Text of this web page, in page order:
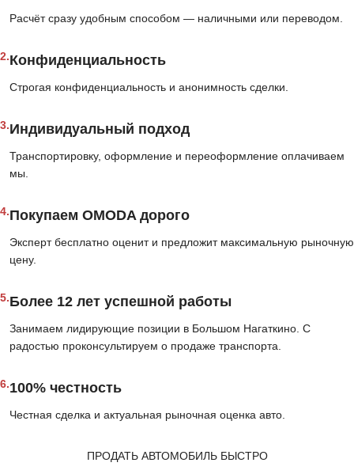
Расчёт сразу удобным способом — наличными или переводом.
2.Конфиденциальность
Строгая конфиденциальность и анонимность сделки.
3.Индивидуальный подход
Транспортировку, оформление и переоформление оплачиваем
мы.
4.Покупаем OMODA дорого
Эксперт бесплатно оценит и предложит максимальную рыночную
цену.
5.Более 12 лет успешной работы
Занимаем лидирующие позиции в Большом Нагаткино. С
радостью проконсультируем о продаже транспорта.
6.100% честность
Честная сделка и актуальная рыночная оценка авто.
ПРОДАТЬ АВТОМОБИЛЬ БЫСТРО